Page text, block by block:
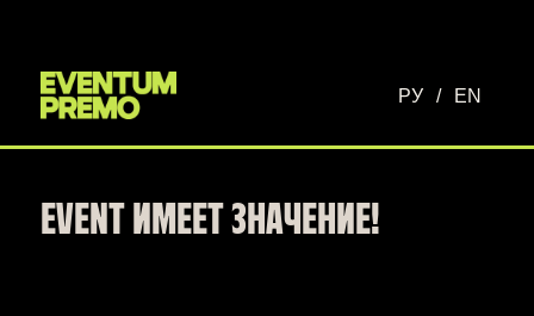
РУ / EN
EVENT ИМЕЕТ ЗНАЧЕНИЕ!